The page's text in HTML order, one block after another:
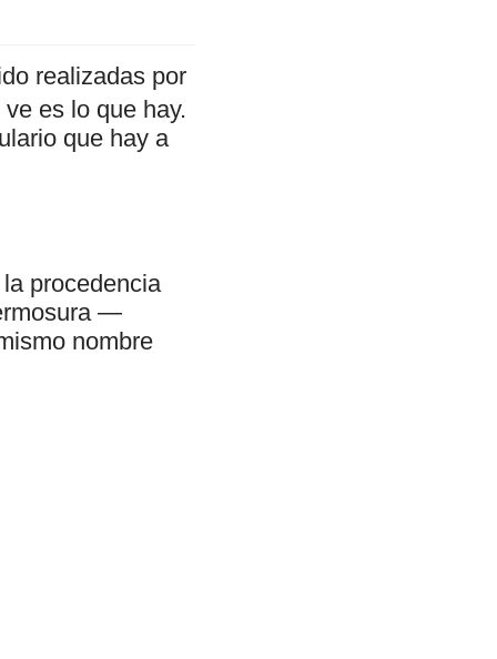
realizadas por
es lo que hay.
que hay a
procedencia
—
nombre